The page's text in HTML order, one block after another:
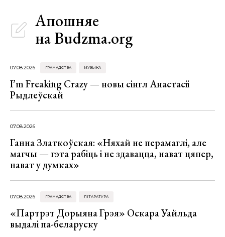
Апошняе
на Budzma.org
07.08.2026 ГРАМАДСТВА МУЗЫКА
I’m Freaking Crazy — новы сінгл Анастасіі
Рыдлеўскай
07.08.2026
Ганна Златкоўская: «Няхай не перамаглі, але
магчы — гэта рабіць і не здавацца, нават цяпер,
нават у думках»
07.08.2026 ГРАМАДСТВА ЛІТАРАТУРА
«Партрэт Дорыяна Грэя» Оскара Уайльда
выдалі па-беларуску